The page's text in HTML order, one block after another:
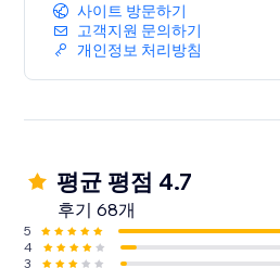
사이트 방문하기
고객지원 문의하기
개인정보 처리방침
평균 평점 4.7
후기 68개
5
4
3